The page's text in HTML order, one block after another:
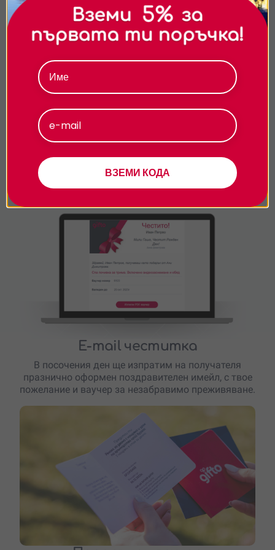
По e-mail- 24/7!
Избери електронен ваучер и ще го получиш
веднага след завършването на поръчката. Вземи
E-mail честитка
В посочения ден ще изпратим на получателя
празнично оформен поздравителен имейл, с твое
пожелание и ваучер за незабравимо преживяване.
ВЗЕМИ КОДА
всички бисквитки, да откажете всички или да
изберете предпочитания.За повече информация
относно начина, по който обработваме вашите
поверителност.
Приемам